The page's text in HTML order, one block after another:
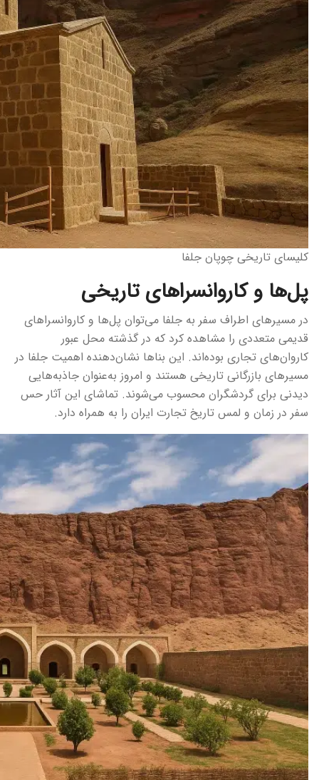
کلیسای تاریخی چوپان جلفا
پل‌ها و کاروانسراهای تاریخی
در مسیرهای اطراف سفر به جلفا می‌توان پل‌ها و کاروانسراهای
قدیمی متعددی را مشاهده کرد که در گذشته محل عبور
کاروان‌های تجاری بوده‌اند. این بناها نشان‌دهنده اهمیت جلفا در
مسیرهای بازرگانی تاریخی هستند و امروز به‌عنوان جاذبه‌هایی
دیدنی برای گردشگران محسوب می‌شوند. تماشای این آثار حس
سفر در زمان و لمس تاریخ تجارت ایران را به همراه دارد.